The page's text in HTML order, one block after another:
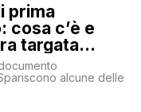
prima
cosa c’è e
targata
alcune delle